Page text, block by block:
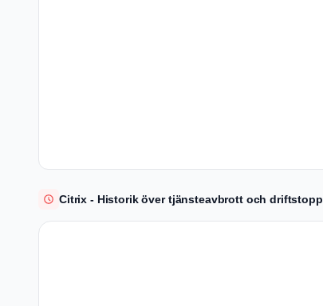
Citrix - Historik över tjänsteavbrott och driftstopp